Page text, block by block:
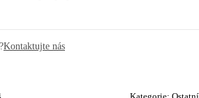
Kontaktujte nás